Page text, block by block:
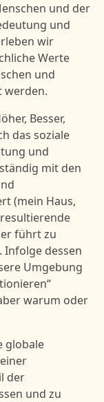
und der
und
wir
Werte
und
werden.
Besser,
das soziale
und
mit den
(mein Haus,
führt zu
Infolge dessen
Umgebung
warum oder
globale
der
und zu